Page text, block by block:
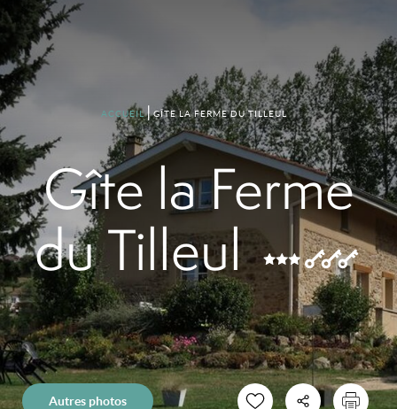
ACCUEIL GÎTE LA FERME DU TILLEUL
Gîte la Ferme
du Tilleul
Autres photos